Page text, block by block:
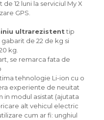
12 luni la serviciul My X
GPS.
ultrarezistenttip
de 22 de kg si
kg.
se remarca fata de
tehnologie Li-ion cu o
experiente de neuitat
in modul asistat (ajutata
alt vehicul electric
cum ar fi: unghiul